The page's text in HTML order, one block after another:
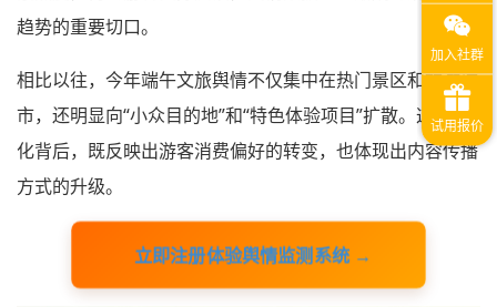
趋势的重要切口。
相比以往，今年端午文旅舆情不仅集中在热门景区和旅游城
市，还明显向“小众目的地”和“特色体验项目”扩散。这种变
化背后，既反映出游客消费偏好的转变，也体现出内容传播
方式的升级。
立即注册体验舆情监测系统 →